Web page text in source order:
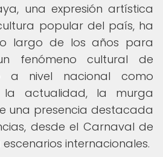
una expresión artística
popular del país, ha
largo de los años para
fenómeno cultural de
a nivel nacional como
la actualidad, la murga
una presencia destacada
desde el Carnaval de
internacionales.